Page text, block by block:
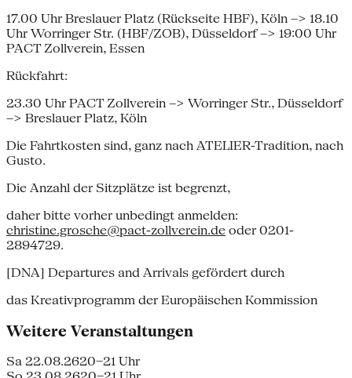
17.00 Uhr Breslauer Platz (Rückseite HBF), Köln --> 18.10
Uhr Worringer Str. (HBF/ZOB), Düsseldorf --> 19:00 Uhr
PACT Zollverein, Essen
Rückfahrt:
23.30 Uhr PACT Zollverein --> Worringer Str., Düsseldorf
--> Breslauer Platz, Köln
Die Fahrtkosten sind, ganz nach ATELIER-Tradition, nach
Gusto.
Die Anzahl der Sitzplätze ist begrenzt,
daher bitte vorher unbedingt anmelden:
christine.grosche@pact-zollverein.de oder 0201-
2894729.
[DNA] Depart­ures and Arrivals gefördert durch
das Kreativprogramm der Europäischen Kommission
Weitere Veranstaltungen
Sa 22.08.2620–21 Uhr